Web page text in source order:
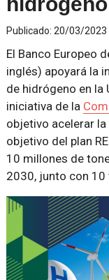
Publicado: 20/03/2023
El Banco Europeo
inglés) apoyará la
de hidrógeno en la
iniciativa de la
objetivo acelerar la
objetivo del plan
10 millones de
2030, junto con